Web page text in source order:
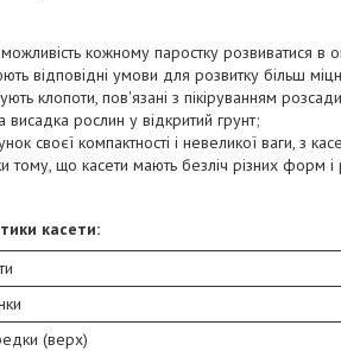
кожному паростку розвиватися в
відповідні умови для розвитку більш
клопоти, пов'язані з пікіруванням
рослин у відкритий грунт;
своєї компактності і невеликої ваги, з
тому, що касети мають безліч різних форм
касети:
(верх)